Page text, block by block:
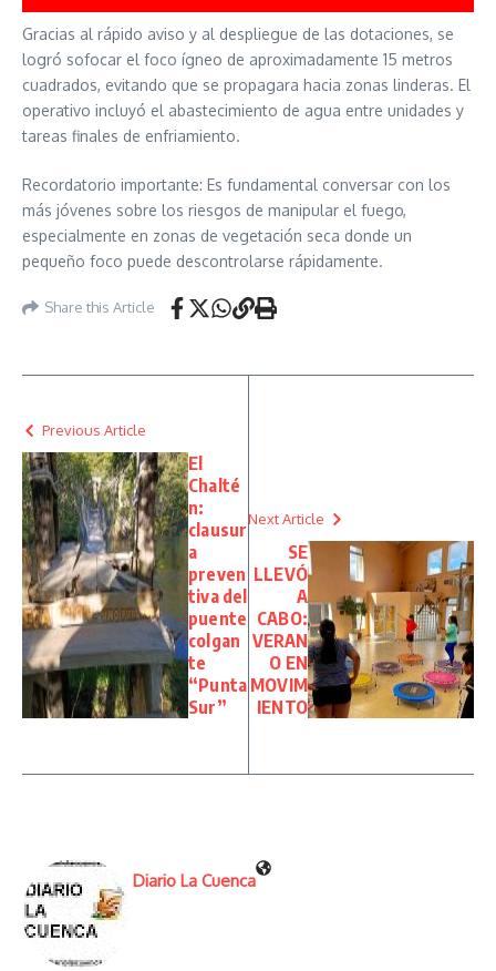
Gracias al rápido aviso y al despliegue de las dotaciones, se
logró sofocar el foco ígneo de aproximadamente 15 metros
cuadrados, evitando que se propagara hacia zonas linderas. El
operativo incluyó el abastecimiento de agua entre unidades y
tareas finales de enfriamiento.
Recordatorio importante: Es fundamental conversar con los
más jóvenes sobre los riesgos de manipular el fuego,
especialmente en zonas de vegetación seca donde un
pequeño foco puede descontrolarse rápidamente.
Share this Article
Previous Article
El
Chalté
n:
clausur
a
preven
tiva del
puente
colgan
te
“Punta
Sur”
Next Article
SE
LLEVÓ
A
CABO:
VERAN
O EN
MOVIM
IENTO
Diario La Cuenca